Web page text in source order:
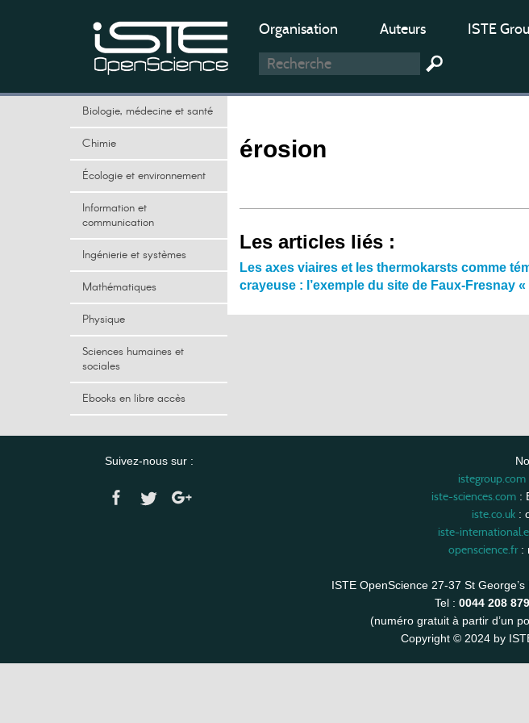
Organisation Auteurs ISTE
Biologie, médecine et santé
Chimie
Écologie et environnement
Information et
communication
Ingénierie et systèmes
Mathématiques
Physique
Sciences humaines et
sociales
Ebooks en libre accès
érosion
Les articles liés :
Les axes viaires et les thermokarsts comme
crayeuse : l’exemple du site de Faux-Fresnay
Suivez-nous sur :
istegroup.com
iste-sciences.com:
iste.co.uk :
iste-
openscience.fr:
ISTE OpenScience 27-37 St
Tel : 0044 208
(numéro gratuit à partir d’un
Copyright © 2024 by